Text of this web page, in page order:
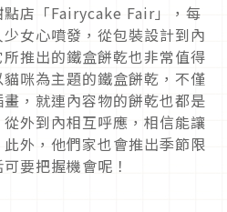
店「Fairycake Fair」，每
女心噴發，從包裝設計到內
推出的鐵盒餅乾也非常值得
咪為主題的鐵盒餅乾，不僅
，就連內容物的餅乾也都是
外到內相互呼應，相信能讓
外，他們家也會推出季節限
要把握機會呢！